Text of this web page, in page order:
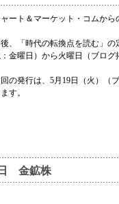
ート＆マーケット・コムから
、「時代の転換点を読む」
金曜日）から火曜日（ブログ
の発行は、5月19日（火）（
す。
金鉱株